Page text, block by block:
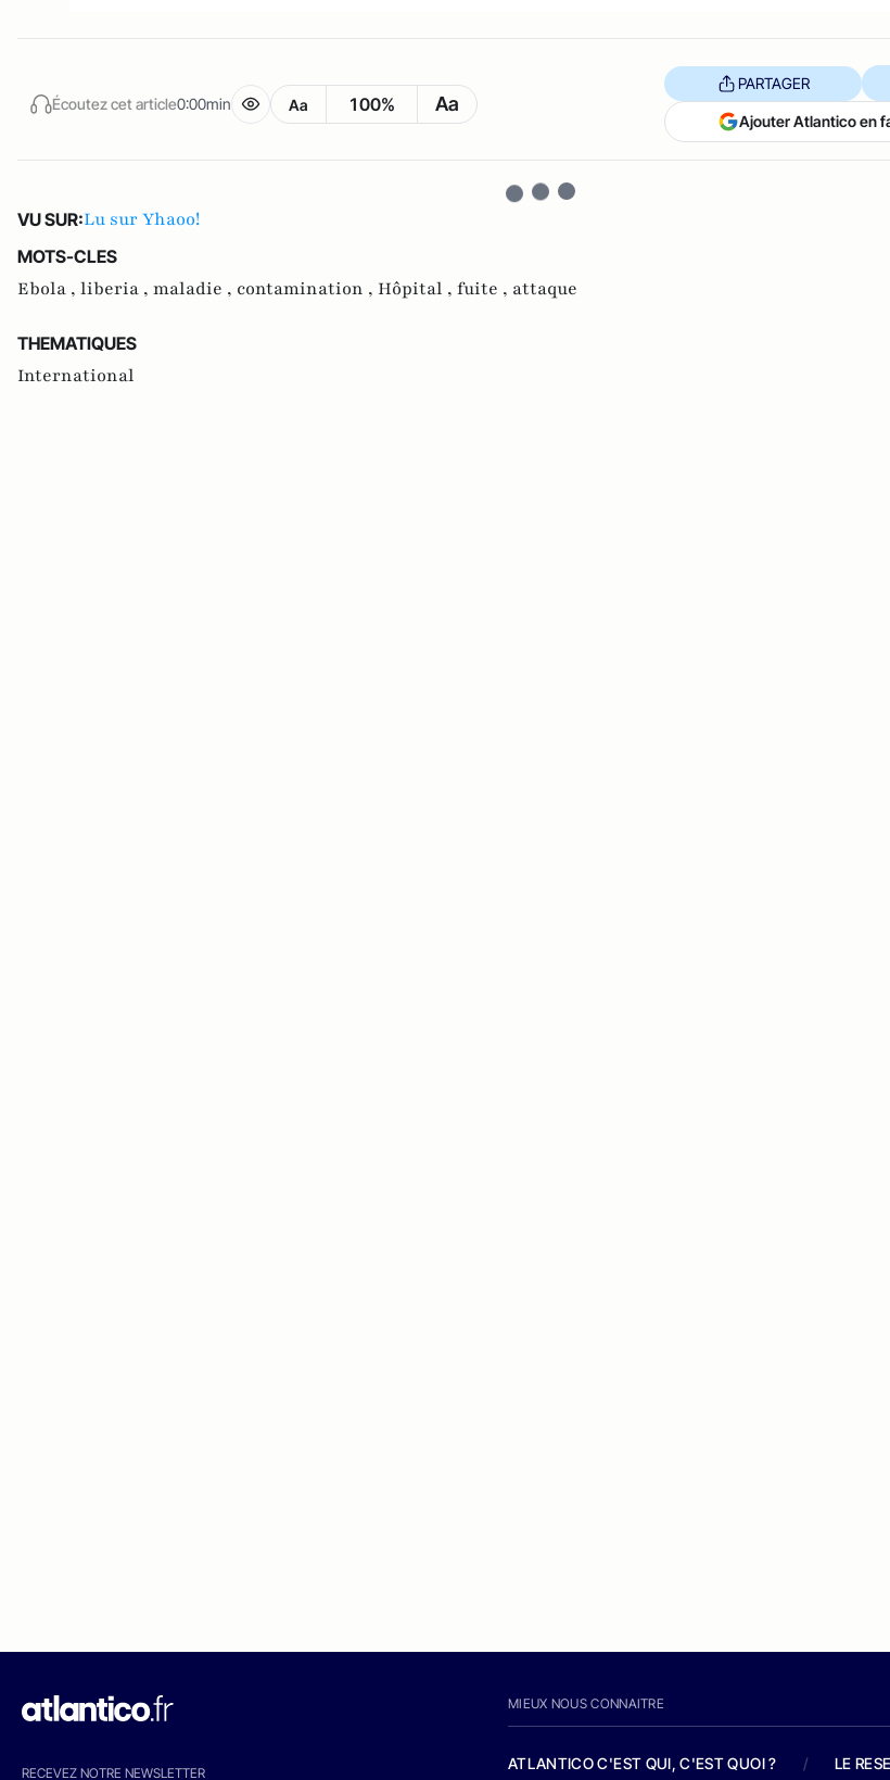
Écoutez cet article0:00min Aa 100% Aa
PARTAGER
Ajouter Atlantico en
VU SUR:Lu sur Yhaoo!
MOTS-CLES
Ebola , liberia , maladie , contamination , Hôpital , fuite , attaque
THEMATIQUES
International
RECEVEZ NOTRE NEWSLETTER
MIEUX NOUS CONNAITRE
ATLANTICO C'EST QUI, C'EST QUOI ? / LE